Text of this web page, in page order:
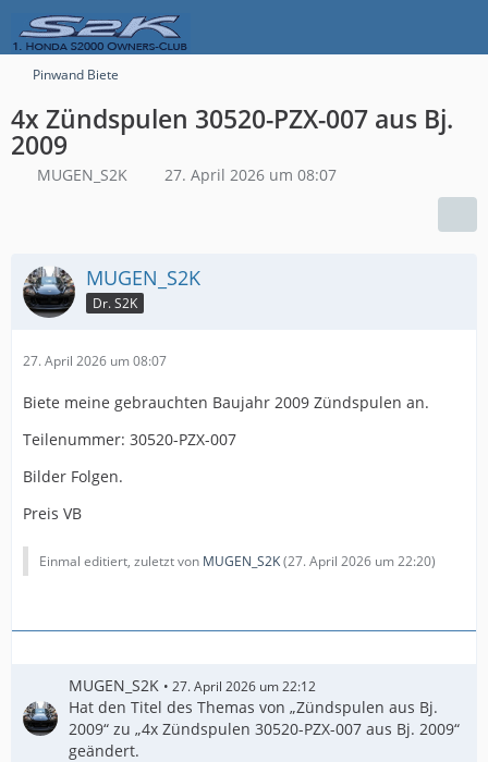
Pinwand Biete
4x Zündspulen 30520-PZX-007 aus Bj.
2009
MUGEN_S2K 27. April 2026 um 08:07
MUGEN_S2K
Dr. S2K
27. April 2026 um 08:07
Biete meine gebrauchten Baujahr 2009 Zündspulen an.
Teilenummer: 30520-PZX-007
Bilder Folgen.
Preis VB
Einmal editiert, zuletzt von MUGEN_S2K(27. April 2026 um 22:20)
MUGEN_S2K 27. April 2026 um 22:12
Hat den Titel des Themas von „Zündspulen aus Bj.
2009“ zu „4x Zündspulen 30520-PZX-007 aus Bj. 2009“
geändert.